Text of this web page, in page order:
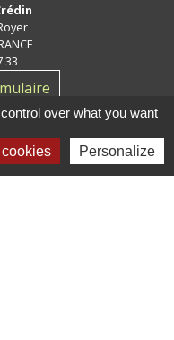
33
over what you want
Personalize